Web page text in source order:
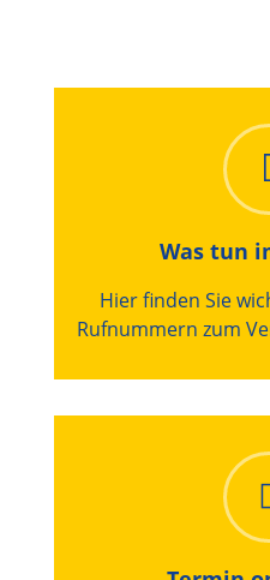
Was tun
Hier finden Sie
Rufnummern zum